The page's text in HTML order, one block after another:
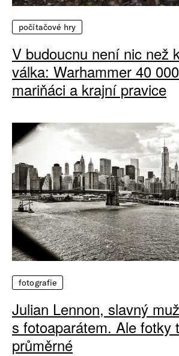
počítačové hry
V budoucnu není nic než
válka: Warhammer 40
mariňáci a krajní pravice
fotografie
Julian Lennon, slavný muž
s fotoaparátem. Ale fotky
průměrné